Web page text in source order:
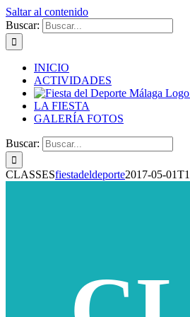
Saltar al contenido
Buscar:
INICIO
ACTIVIDADES
LA FIESTA
GALERÍA FOTOS
Buscar:
CLASSESfiestadeldeporte2017-05-